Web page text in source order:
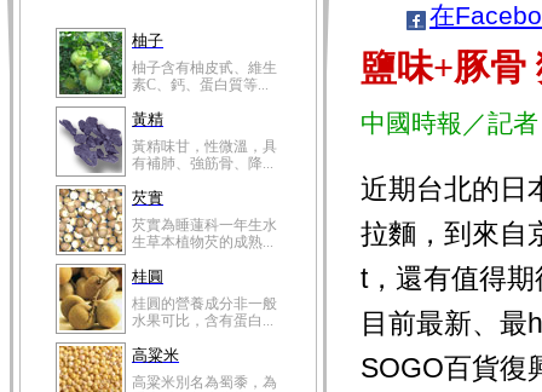
素C、鈣、蛋白質等...
黃精
黃精味甘，性微溫，具
有補肺、強筋骨、降...
芡實
芡實為睡蓮科一年生水
生草本植物芡的成熟...
桂圓
桂圓的營養成分非一般
水果可比，含有蛋白...
高粱米
高粱米別名為蜀黍，為
禾本科一年生作物。...
鯽魚
在
鹽味+豚骨
中國時報／記
近期台北的日
拉麵，到來自
t，還有值得
目前最新、最
SOGO百貨復